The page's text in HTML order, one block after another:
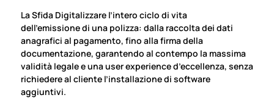
La Sfida Digitalizzare l’intero ciclo di vita
dell’emissionedi una polizza: dalla raccolta dei dati
anagrafici al pagamento, fino alla firma della
documentazione, garantendo al contempo la massima
validità legale e una user experience d’eccellenza, senza
richiedere al cliente l’installazionedi software
aggiuntivi.